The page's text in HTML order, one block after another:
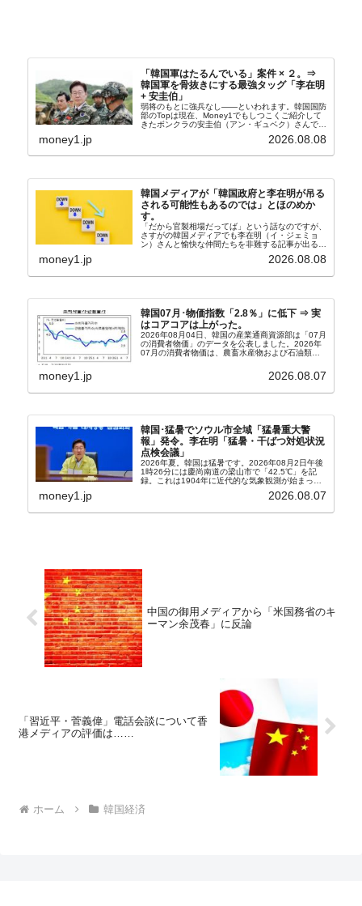
「韓国軍はたるんでいる」案件 × ２。⇒
韓国軍を骨抜きにする最強タッグ「李在明
+ 安圭伯」
弱将のもとに強兵なし――といわれます。韓国国防
部のTopは現在、Money1でもしつこくご紹介して
きたボンクラの安圭伯（アン・ギュベク）さんで
さんと「韓国初の文官上がり」の国防部長官安圭伯
money1.jp 2026.08.08
韓国メディアが「韓国政府と李在明が吊る
される可能性もあるのでは」とほのめか
す。
「だから官製相場だってば」という話なのですが、
さすがの韓国メディアでも李在明（イ・ジェミョ
ン）さんと愉快な仲間たちを非難する記事が出るよ
『朝鮮日報』に面白い記事が出ています。「東西南
money1.jp 2026.08.08
韓国07月･物価指数「2.8％」に低下 ⇒ 実
はコアコアは上がった。
2026年08月04日、韓国の産業通商資源部は「07月
の消費者物価」のデータを公表しました。2026年
07月の消費者物価は、農畜水産物および石油類の
2.8％上昇（06月は3.2％）となり、上昇率は前...
money1.jp 2026.08.07
韓国･猛暑でソウル市全域「猛暑重大警
報」発令。李在明「猛暑・干ばつ対処状況
点検会議」
2026年夏。韓国は猛暑です。2026年08月2日午後
1時26分には慶尚南道の梁山市で「42.5℃」を記
録。これは1904年に近代的な気象観測が始まって
ウル市全域への「猛暑重大警報」が発令され...
money1.jp 2026.08.07
中国の御用メディアから「米国務省のキ
ーマン余茂春」に反論
「習近平・菅義偉」電話会談について香
港メディアの評価は……
ホーム 韓国経済